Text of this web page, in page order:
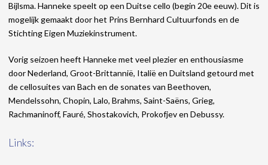
Bijlsma. Hanneke speelt op een Duitse cello (begin 20e eeuw). Dit is
mogelijk gemaakt door het Prins Bernhard Cultuurfonds en de
Stichting Eigen Muziekinstrument.
Vorig seizoen heeft Hanneke met veel plezier en enthousiasme
door Nederland, Groot-Brittannië, Italië en Duitsland getourd met
de cellosuites van Bach en de sonates van Beethoven,
Mendelssohn, Chopin, Lalo, Brahms, Saint-Saëns, Grieg,
Rachmaninoff, Fauré, Shostakovich, Prokofjev en Debussy.
Links: